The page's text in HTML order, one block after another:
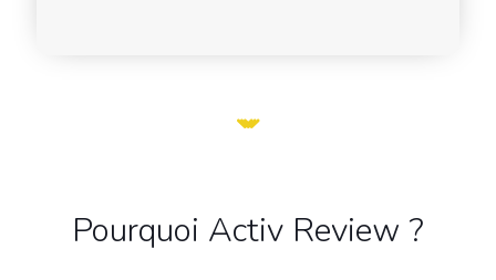
Pourquoi Activ Review ?